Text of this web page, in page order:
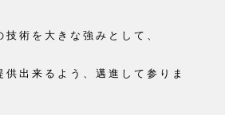
術を大きな強みとして、
出来るよう、邁進して参りま